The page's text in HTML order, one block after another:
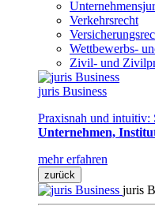
Verkehrsrecht
Wettbewerbs-
Zivil- und
juris Business
Praxisnah und intuitiv:
Unternehmen,
mehr erfahren
zurück
juris